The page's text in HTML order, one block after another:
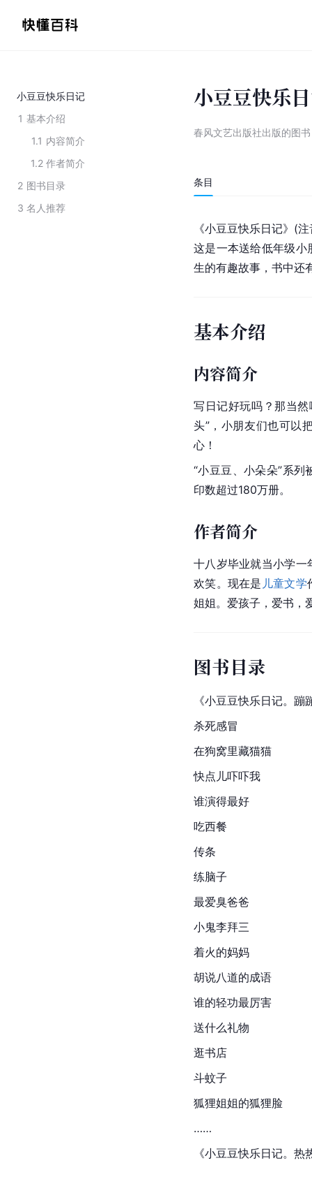
小豆豆快乐日记
1 基本介绍
1.1 内容简介
1.2 作者简介
2 图书目录
3 名人推荐
小豆豆快乐
春风文艺出版社出版的图书
条目
《小豆豆快乐日记》(
这是一本送给低年级小
生的有趣故事，书中还
基本介绍
内容简介
写日记好玩吗？那当
头”，小朋友们也可以
心！
“小豆豆、小朵朵”系
印数超过180万册。
作者简介
十八岁毕业就当小学一
欢笑。现在是 儿童文学
姐姐。爱孩子，爱书，
图书目录
《小豆豆快乐日记。
杀死感冒
在狗窝里藏猫猫
快点儿吓吓我
谁演得最好
吃西餐
传条
练脑子
最爱臭爸爸
小鬼李拜三
着火的妈妈
胡说八道的成语
谁的轻功最厉害
送什么礼物
逛书店
斗蚊子
狐狸姐姐的狐狸脸
……
《小豆豆快乐日记。热